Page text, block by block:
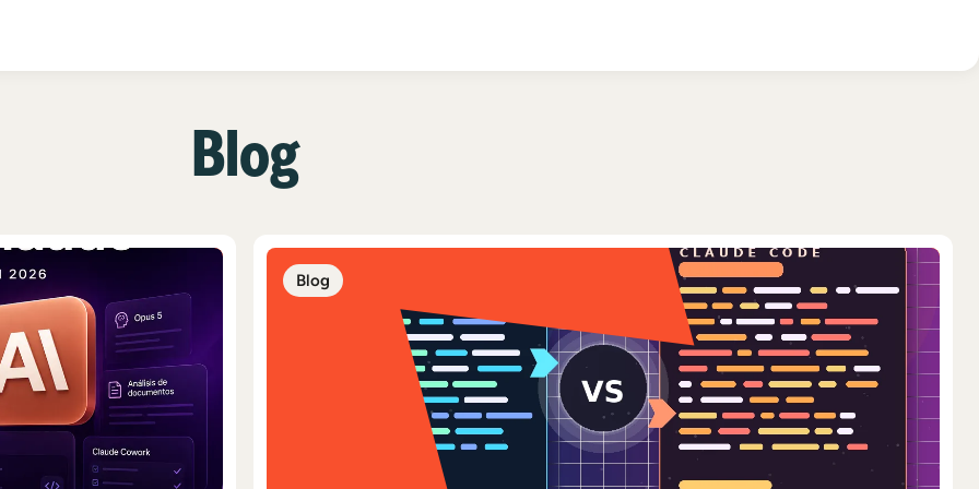
Blog
Blog